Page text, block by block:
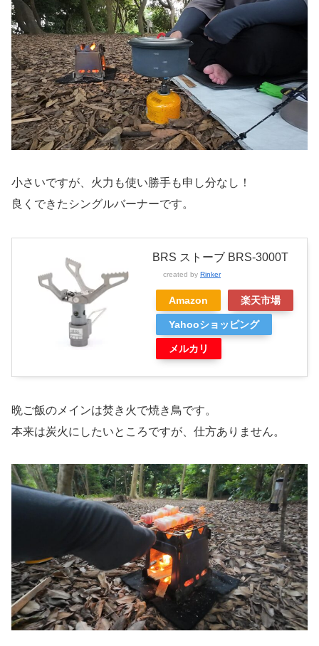
小さいですが、火力も使い勝手も申し分なし！
良くできたシングルバーナーです。
BRS ストーブ BRS-3000T
created by Rinker
Amazon 楽天市場
Yahooショッピング
メルカリ
晩ご飯のメインは焚き火で焼き鳥です。
本来は炭火にしたいところですが、仕方ありません。